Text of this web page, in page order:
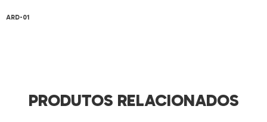
ARD-01
PRODUTOS RELACIONADOS